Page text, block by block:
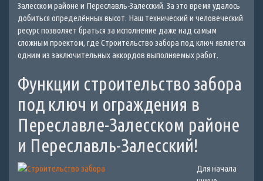
Залесском районе и Переславль-Залесский. За это время удалось
добиться определённых высот. Наш технический и человеческий
ресурс позволяет браться за исполнение даже над самым
сложным проектом, где Строительство забора под ключ является
одним из заключительных аккордов выполняемых работ.
Функции строительство забора
под ключ и ограждения в
Переславле-Залесском районе
и Переславль-Залесский!
Для начала